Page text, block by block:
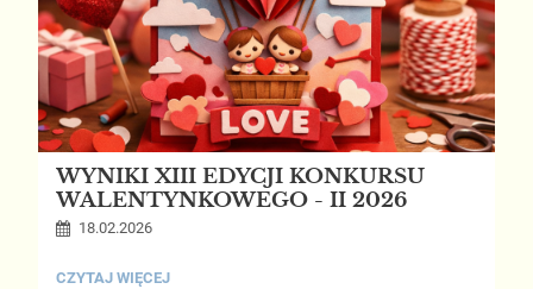
WYNIKI XIII EDYCJI KONKURSU
WALENTYNKOWEGO - II 2026
18.02.2026
WYNIKI
CZYTAJ WIĘCEJ